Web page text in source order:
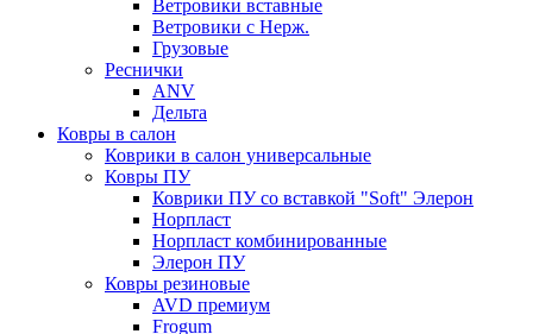
Ветровики вставные
Ветровики с Нерж.
Грузовые
Реснички
ANV
Дельта
Ковры в салон
Коврики в салон универсальные
Ковры ПУ
Коврики ПУ со вставкой "Soft" Элерон
Норпласт
Норпласт комбинированные
Элерон ПУ
Ковры резиновые
AVD премиум
Frogum